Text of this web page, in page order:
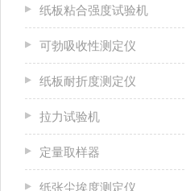
纸板粘合强度试验机
可勃吸收性测定仪
纸板耐折度测定仪
拉力试验机
定量取样器
纸张尘埃度测定仪